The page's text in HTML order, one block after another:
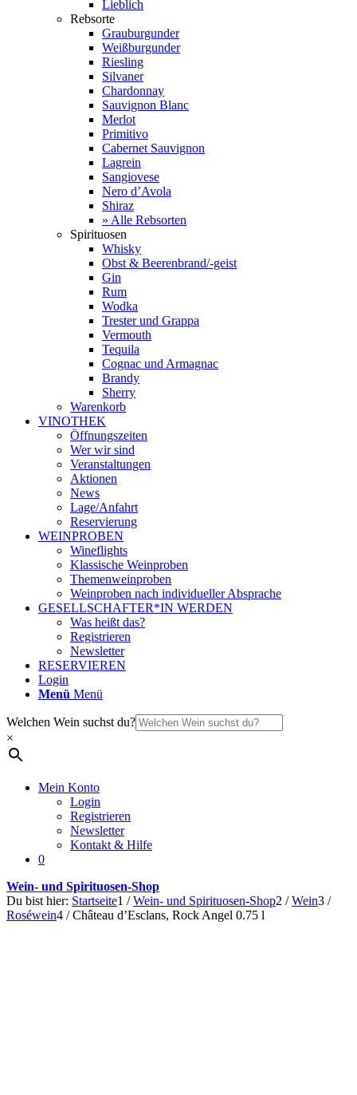
Lieblich
Rebsorte
Grauburgunder
Weißburgunder
Riesling
Silvaner
Chardonnay
Sauvignon Blanc
Merlot
Primitivo
Cabernet Sauvignon
Lagrein
Sangiovese
Nero d’Avola
Shiraz
» Alle Rebsorten
Spirituosen
Whisky
Obst & Beerenbrand/-geist
Gin
Rum
Wodka
Trester und Grappa
Vermouth
Tequila
Cognac und Armagnac
Brandy
Sherry
Warenkorb
VINOTHEK
Öffnungszeiten
Wer wir sind
Veranstaltungen
Aktionen
News
Lage/Anfahrt
Reservierung
WEINPROBEN
Wineflights
Klassische Weinproben
Themenweinproben
Weinproben nach individueller Absprache
GESELLSCHAFTER*IN WERDEN
Was heißt das?
Registrieren
Newsletter
RESERVIEREN
Login
Menü Menü
Welchen Wein suchst du?
×
Mein Konto
Login
Registrieren
Newsletter
Kontakt & Hilfe
0
Wein- und Spirituosen-Shop
Du bist hier: Startseite1 / Wein- und Spirituosen-Shop2 / Wein3 /
Roséwein4 / Château d’Esclans, Rock Angel 0.75 l